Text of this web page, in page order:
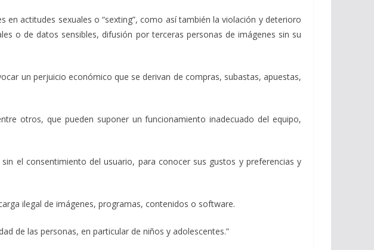
actitudes sexuales o “sexting”, como así también la violación y deterioro
o de datos sensibles, difusión por terceras personas de imágenes sin su
un perjuicio económico que se derivan de compras, subastas, apuestas,
otros, que pueden suponer un funcionamiento inadecuado del equipo,
el consentimiento del usuario, para conocer sus gustos y preferencias y
ilegal de imágenes, programas, contenidos o software.
de las personas, en particular de niños y adolescentes.”